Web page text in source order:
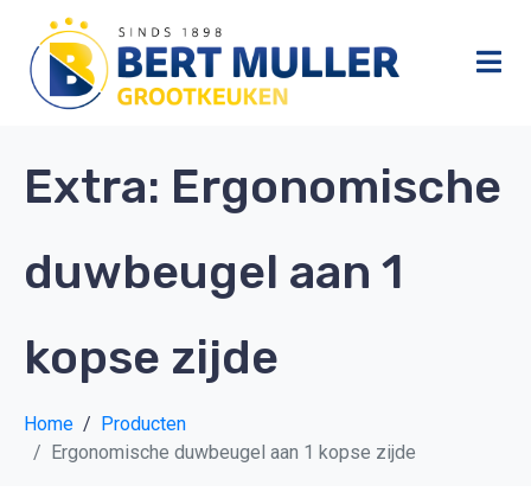
Extra: Ergonomische
duwbeugel aan 1
kopse zijde
Home
Producten
Ergonomische duwbeugel aan 1 kopse zijde